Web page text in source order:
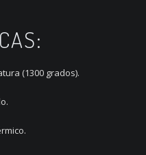
(1300 grados).